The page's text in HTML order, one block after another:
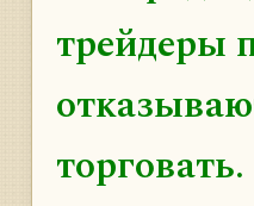
трейдеры
торговать.